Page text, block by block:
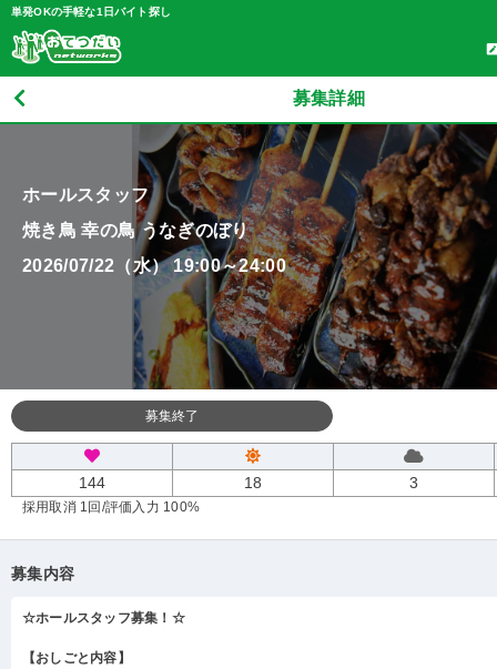
単発OKの手軽な1日バイト探し
募集詳細
ホールスタッフ
焼き鳥 幸の鳥 うなぎのぼり
2026/07/22（水） 19:00～24:00
募集終了
144 18 3
採用取消 1回 /評価入力 100%
募集内容
☆ホールスタッフ募集！☆
【おしごと内容】